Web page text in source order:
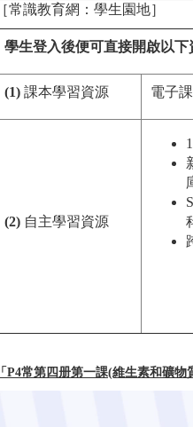
［常識教育網：學生園地］
學生登入後便可直接開啟以下
(1) 課本學習資源 電子
(2) 自主學習資源
「P4常第四册第一課(維生素和礦物